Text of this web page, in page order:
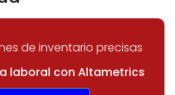
de inventario precisas
laboral con Altametrics